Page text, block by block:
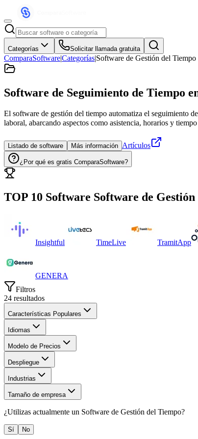
Categorías Solicitar llamada gratuita
ComparaSoftware|Categorías|Software de Gestión del Tiempo
Software de Seguimiento de Tiempo
El software de gestión del tiempo automatiza el seguimiento
laboral, abarcando aspectos como asistencia, horarios y
Listado de software Más información Artículos
¿Por qué es gratis ComparaSoftware?
TOP 10 Software Software de
Insightful TimeLive TramitApp
GENERA
Filtros
24 resultados
Características Populares
Idiomas
Modelo de Precios
Despliegue
Industrias
Tamaño de empresa
¿Utilizas actualmente un Software de Gestión del Tiempo?
Sí No